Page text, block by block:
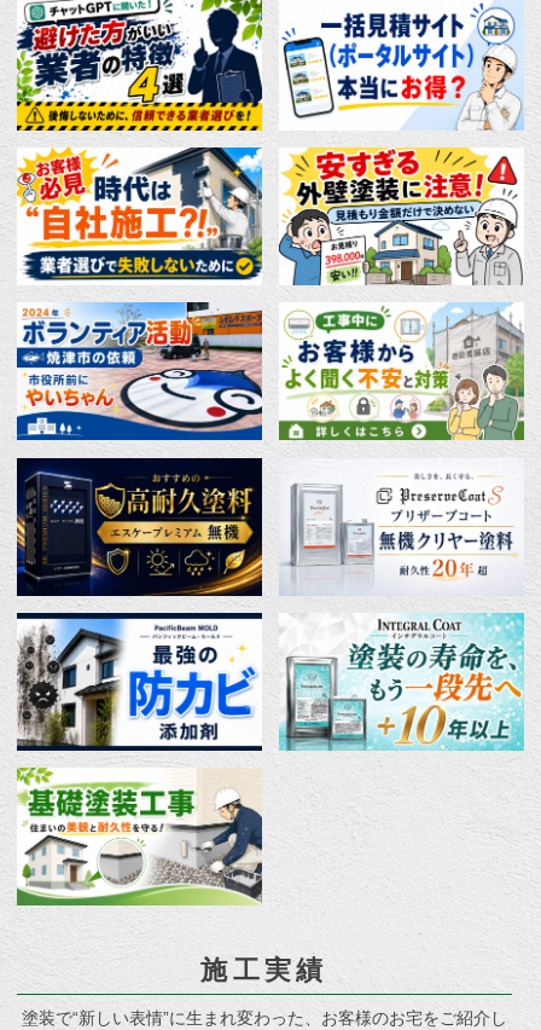
施工実績
塗装で“新しい表情”に生まれ変わった、お客様のお宅をご紹介し